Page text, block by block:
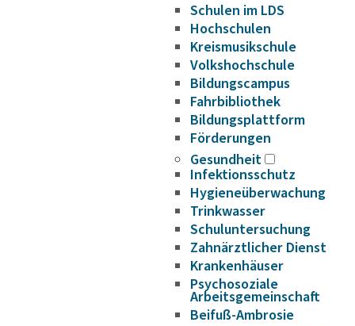
Schulen im LDS
Hochschulen
Kreismusikschule
Volkshochschule
Bildungscampus
Fahrbibliothek
Bildungsplattform
Förderungen
Gesundheit
Infektionsschutz
Hygieneüberwachung
Trinkwasser
Schuluntersuchung
Zahnärztlicher Dienst
Krankenhäuser
Psychosoziale
Arbeitsgemeinschaft
Beifuß-Ambrosie